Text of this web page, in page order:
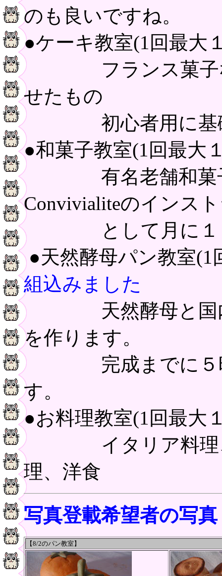
のも良いですね。
●ケーキ教室(1回最大
フランス菓子な
せたもの
初心者用に基礎
●和菓子教室(1回最大
有名老舗和菓子
Convivialiteのインス
として月に１～
●天然酵母パン教室(1
組込みました
天然酵母と国内
を作ります。
完成までに５時
す。
●お料理教室(1回最大
イタリア料理、
理、洋食
写真登載希望者の写真
【8/2のパン教室 】